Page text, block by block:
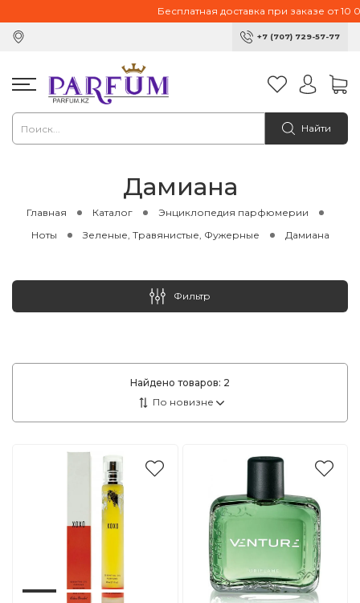
Бесплатная доставка при заказе от 10
+7 (707) 729-57-77
Найти
Дамиана
Главная Каталог
Энциклопедия парфюмерии
Ноты
Зеленые, Травянистые, Фужерные Дамиана
Найдено товаров: 2
Фильтр